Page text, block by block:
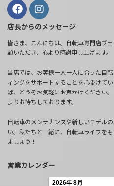
店長からのメッセージ
皆さま、こんにちは。自転車専門店ヴ
顧いただき、心より感謝申し上げます。
当店では、お客様一人一人に合った自
ィングをサポートすることを心掛けて
ば、どうぞお気軽にお声かけください
よりお待ちしております。
自転車のメンテナンスや新しいモデル
い。私たちと一緒に、自転車ライフを
ましょう！
営業カレンダー
2026年 8月